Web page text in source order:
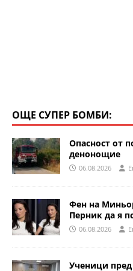
ОЩЕ СУПЕР БОМБИ:
Опасност от
денонощие
06.08.2026
Фен на
Перник да я
06.08.2026
Ученици пред